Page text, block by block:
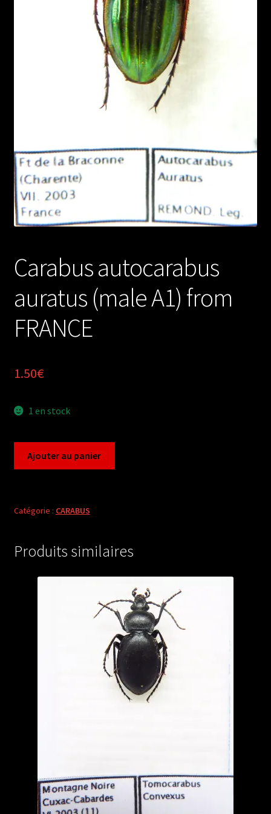
Carabus autocarabus
auratus (male A1) from
FRANCE
1.50€
1 en stock
auratus
from
Ajouter au panier
Catégorie : CARABUS
Produits similaires